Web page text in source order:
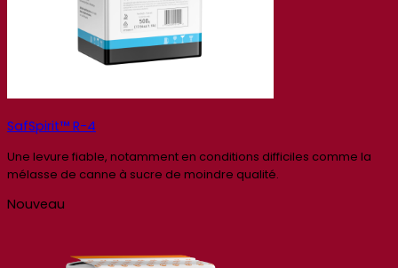
SafSpirit™ R-4
Une levure fiable, notamment en conditions difficiles comme la
mélasse de canne à sucre de moindre qualité.
Nouveau